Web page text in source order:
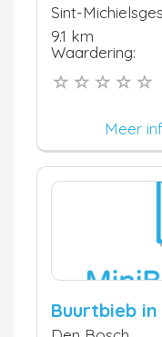
Sint-
9.1 km
Waardering:
Meer
Buurtbieb